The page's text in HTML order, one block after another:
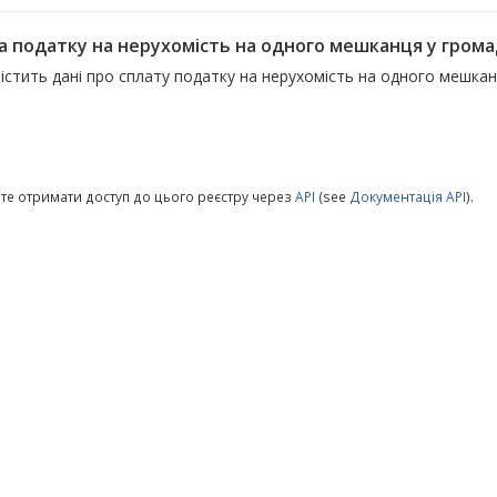
податку на нерухомість на одного мешканця у
дані про сплату податку на нерухомість на одного
отримати доступ до цього реєстру через API (see Документація API).